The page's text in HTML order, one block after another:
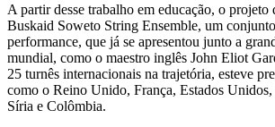
A partir desse trabalho em educação, o projeto
Buskaid Soweto String Ensemble, um
performance, que já se apresentou junto a
mundial, como o maestro inglês John Eliot
25 turnês internacionais na trajetória, esteve
como o Reino Unido, França, Estados
Síria e Colômbia.